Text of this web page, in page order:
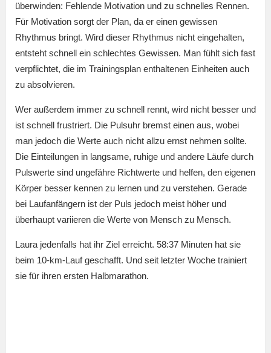
überwinden: Fehlende Motivation und zu schnelles Rennen.
Für Motivation sorgt der Plan, da er einen gewissen
Rhythmus bringt. Wird dieser Rhythmus nicht eingehalten,
entsteht schnell ein schlechtes Gewissen. Man fühlt sich fast
verpflichtet, die im Trainingsplan enthaltenen Einheiten auch
zu absolvieren.
Wer außerdem immer zu schnell rennt, wird nicht besser und
ist schnell frustriert. Die Pulsuhr bremst einen aus, wobei
man jedoch die Werte auch nicht allzu ernst nehmen sollte.
Die Einteilungen in langsame, ruhige und andere Läufe durch
Pulswerte sind ungefähre Richtwerte und helfen, den eigenen
Körper besser kennen zu lernen und zu verstehen. Gerade
bei Laufanfängern ist der Puls jedoch meist höher und
überhaupt variieren die Werte von Mensch zu Mensch.
Laura jedenfalls hat ihr Ziel erreicht. 58:37 Minuten hat sie
beim 10-km-Lauf geschafft. Und seit letzter Woche trainiert
sie für ihren ersten Halbmarathon.